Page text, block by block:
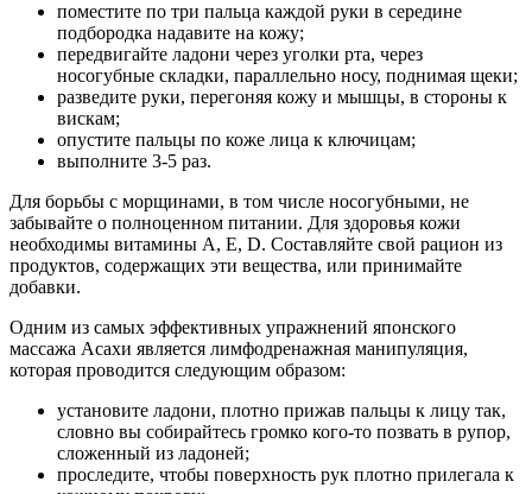
поместите по три пальца каждой руки в середине
подбородка надавите на кожу;
передвигайте ладони через уголки рта, через
носогубные складки, параллельно носу, поднимая щеки;
разведите руки, перегоняя кожу и мышцы, в стороны к
вискам;
опустите пальцы по коже лица к ключицам;
выполните 3-5 раз.
Для борьбы с морщинами, в том числе носогубными, не
забывайте о полноценном питании. Для здоровья кожи
необходимы витамины А, Е, D. Составляйте свой рацион из
продуктов, содержащих эти вещества, или принимайте
добавки.
Одним из самых эффективных упражнений японского
массажа Асахи является лимфодренажная манипуляция,
которая проводится следующим образом:
установите ладони, плотно прижав пальцы к лицу так,
словно вы собирайтесь громко кого-то позвать в рупор,
сложенный из ладоней;
проследите, чтобы поверхность рук плотно прилегала к